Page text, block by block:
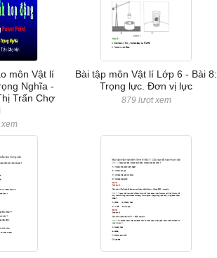
môn Vật lí
Nghĩa -
Trấn Chợ
Bài tập môn Vật lí Lớp 6 - Bài 8:
Trọng lực. Đơn vị lực
879 lượt xem